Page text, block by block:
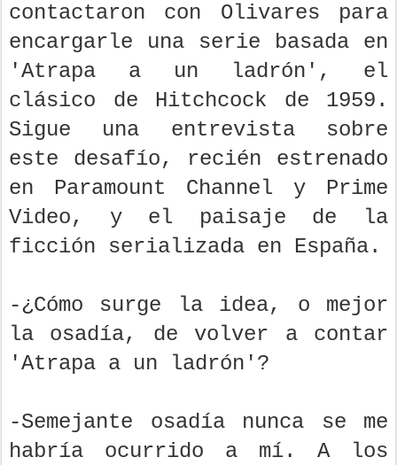
contactaron con Olivares para
encargarle una serie basada en
'Atrapa a un ladrón', el
clásico de Hitchcock de 1959.
Sigue una entrevista sobre
este desafío, recién estrenado
en Paramount Channel y Prime
Video, y el paisaje de la
ficción serializada en España.
-¿Cómo surge la idea, o mejor
la osadía, de volver a contar
'Atrapa a un ladrón'?
-Semejante osadía nunca se me
habría ocurrido a mí. A los